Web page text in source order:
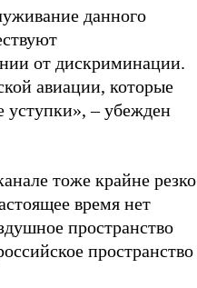
данного
от дискриминации.
авиации, которые
уступки», – убежден
тоже крайне резко
время нет
пространство
пространство